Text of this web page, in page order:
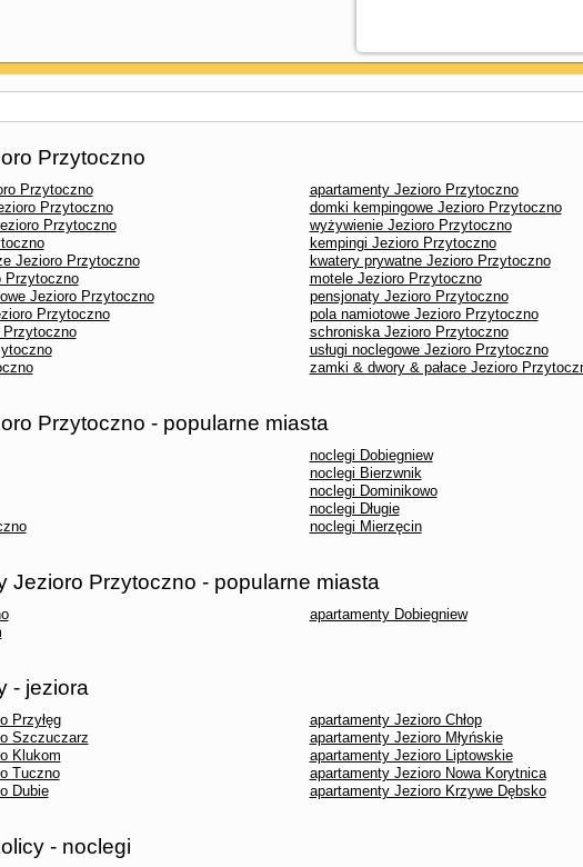
Przytoczno
Przytoczno
apartamenty Jezioro Przytoczno
Przytoczno
domki kempingowe Jezioro Przytoczno
Przytoczno
wyżywienie Jezioro Przytoczno
kempingi Jezioro Przytoczno
Jezioro Przytoczno
kwatery prywatne Jezioro Przytoczno
Przytoczno
motele Jezioro Przytoczno
Jezioro Przytoczno
pensjonaty Jezioro Przytoczno
Przytoczno
pola namiotowe Jezioro Przytoczno
schroniska Jezioro Przytoczno
usługi noclegowe Jezioro Przytoczno
zamki & dwory & pałace Jezioro
Przytoczno - popularne miasta
noclegi Dobiegniew
noclegi Bierzwnik
noclegi Dominikowo
noclegi Długie
noclegi Mierzęcin
Jezioro Przytoczno - popularne miasta
apartamenty Dobiegniew
- jeziora
Przyłęg
apartamenty Jezioro Chłop
Szczuczarz
apartamenty Jezioro Młyńskie
Klukom
apartamenty Jezioro Liptowskie
Tuczno
apartamenty Jezioro Nowa Korytnica
Dubie
apartamenty Jezioro Krzywe Dębsko
- noclegi